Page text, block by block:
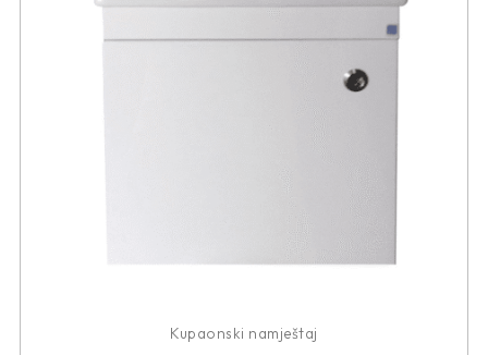
Kupaonski namještaj